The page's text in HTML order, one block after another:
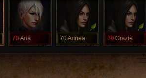
70Aria 70Arinea 70Grazie